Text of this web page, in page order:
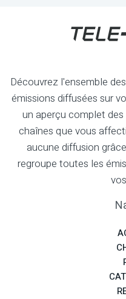
Découvrez l'ensemble
émissions diffusées sur
un aperçu complet
chaînes que vous
aucune diffusion
regroupe toutes les